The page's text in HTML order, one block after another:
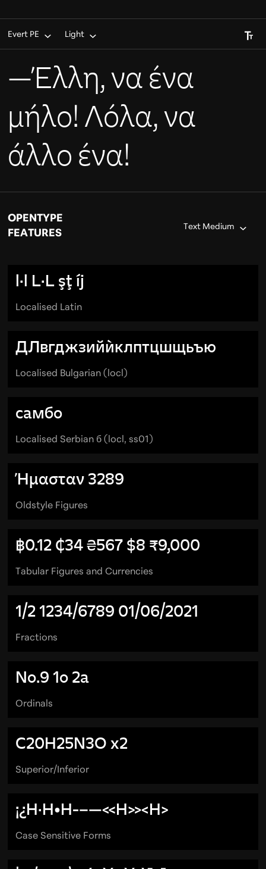
Evert PE Light Font
—Έλλη, να ένα
μήλο! Λόλα, να
άλλο ένα!
OPENTYPE
FEATURES
Text Medium
l·l L·L şţíj
Localised Latin
ДЛвгджзийѝклптцшщьъю
Localised Bulgarian (locl)
самбо
Localised Serbian б (locl, ss01)
Ήμασταν 3289
Oldstyle Figures
฿0.12 ₵34 ₴567 $8 ₹9,000
Tabular Figures and Currencies
1/2 1234/6789 01/06/2021
Fractions
No.9 1o 2a
Ordinals
C20H25N3Ox2
Superior/Inferior
¡¿H·H•H-–—«H»‹H›
Case Sensitive Forms